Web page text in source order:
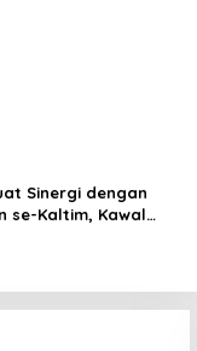
Sinergi dengan
se-Kaltim, Kawal